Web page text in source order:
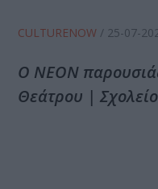
CULTURENOW / 25-07-
Ο ΝΕΟΝ
Θεάτρου |